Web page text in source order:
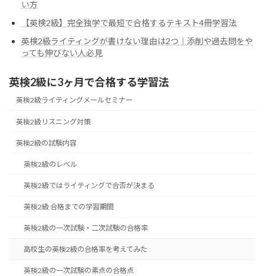
い方
【英検2級】完全独学で最短で合格するテキスト4冊学習法
英検2級ライティングが書けない理由は2つ｜添削や過去問をや
っても伸びない人必見
英検2級に3ヶ月で合格する学習法
英検2級ライティングメールセミナー
英検2級リスニング対策
英検2級の試験内容
英検2級のレベル
英検2級ではライティングで合否が決まる
英検2級 合格までの学習期間
英検2級の一次試験・二次試験の合格率
高校生の英検2級の合格率を考えてみた
英検2級の一次試験の素点の合格点